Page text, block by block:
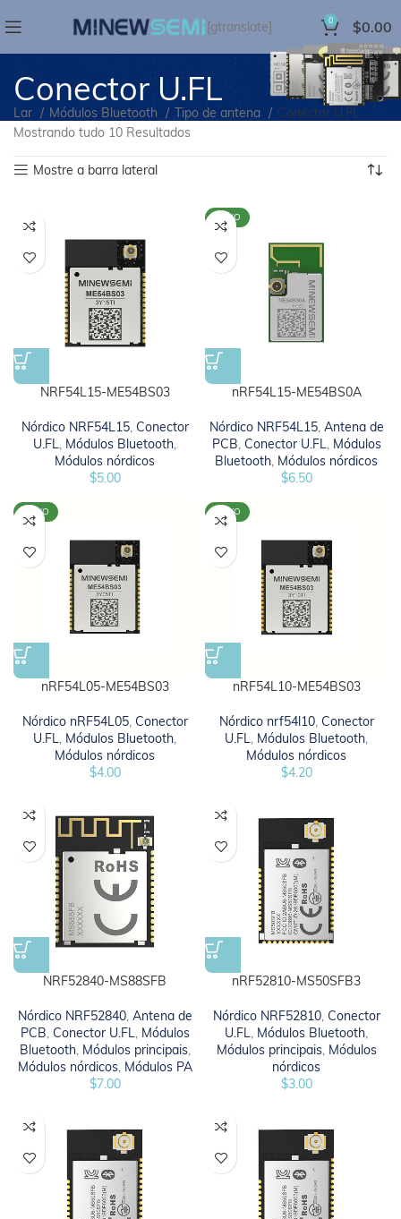
[gtranslate] 0 $0.00
Conector U.FL
Lar Módulos Bluetooth Tipo de antena
Conector U.FL
Mostrando tudo 10 Resultados
Mostre a barra lateral
NRF54L15-ME54BS03
Nórdico NRF54L15, Conector
U.FL, Módulos Bluetooth,
Módulos nórdicos
$5.00
NOVO
nRF54L15-ME54BS0A
Nórdico NRF54L15, Antena de
PCB, Conector U.FL, Módulos
Bluetooth, Módulos nórdicos
$6.50
NOVO
nRF54L05-ME54BS03
Nórdico nRF54L05, Conector
U.FL, Módulos Bluetooth,
Módulos nórdicos
$4.00
NOVO
nRF54L10-ME54BS03
Nórdico nrf54l10, Conector
U.FL, Módulos Bluetooth,
Módulos nórdicos
$4.20
NRF52840-MS88SFB
Nórdico NRF52840, Antena de
PCB, Conector U.FL, Módulos
Bluetooth, Módulos principais,
Módulos nórdicos, Módulos PA
$7.00
nRF52810-MS50SFB3
Nórdico NRF52810, Conector
U.FL, Módulos Bluetooth,
Módulos principais, Módulos
nórdicos
$3.00